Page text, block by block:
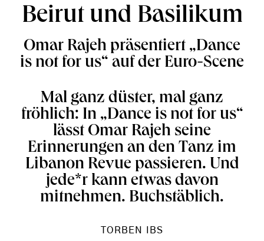
Beirut und Basilikum
Omar Rajeh präsentiert „Dance
is not for us“ auf der Euro-Scene
Mal ganz düster, mal ganz
fröhlich: In „Dance is not for us“
lässt Omar Rajeh seine
Erinnerungen an den Tanz im
Libanon Revue passieren. Und
jede*r kann etwas davon
mitnehmen. Buchstäblich.
TORBEN IBS